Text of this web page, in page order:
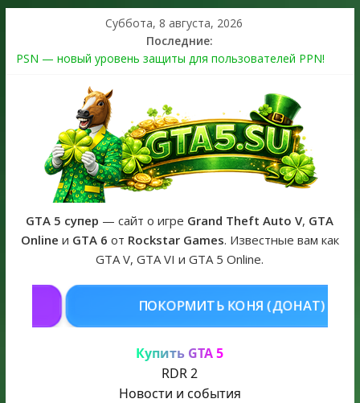
Суббота, 8 августа, 2026
Последние:
PSN — новый уровень защиты для пользователей PPN!
The Kortz Center Heist выйдет в GTA Online уже 14 июля
Регистрация в Rockstar Games Social Club ошибка #1.500.7:
как зарегистрировать аккаунт и войти без проблем в 2026
Получайте особые награды в GTA Online по программе
Fine Art Collector
GTA 6 официальная обложка игры и Предзаказ Grand Theft
Auto VI
GTA 5 супер — сайт о игре Grand Theft Auto V, GTA
Online и GTA 6 от Rockstar Games. Известные вам как
GTA V, GTA VI и GTA 5 Online.
КУПИТЬ GTA 5
Купить GTA 5
RDR 2
Новости и события